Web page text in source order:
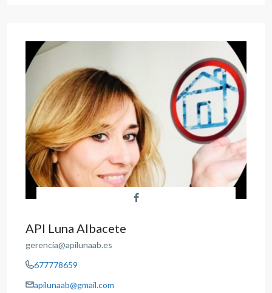
API Luna Albacete
gerencia@apilunaab.es
677778659
apilunaab@gmail.com